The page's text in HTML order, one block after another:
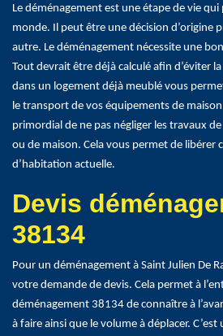
Le déménagement est une étape de vie
monde. Il peut être une décision d’origine
autre. Le déménagement nécessite une
Tout devrait être déjà calculé afin d’éviter
dans un logement déjà meublé vous
le transport de vos équipements de
primordial de ne pas négliger les travaux
ou de maison. Cela vous permet de libérer
d’habitation actuelle.
Devis
38134
Pour un déménagement à Saint Julien De
votre demande de devis. Cela permet à
déménagement 38134 de connaître à
à faire ainsi que le volume à déplacer.